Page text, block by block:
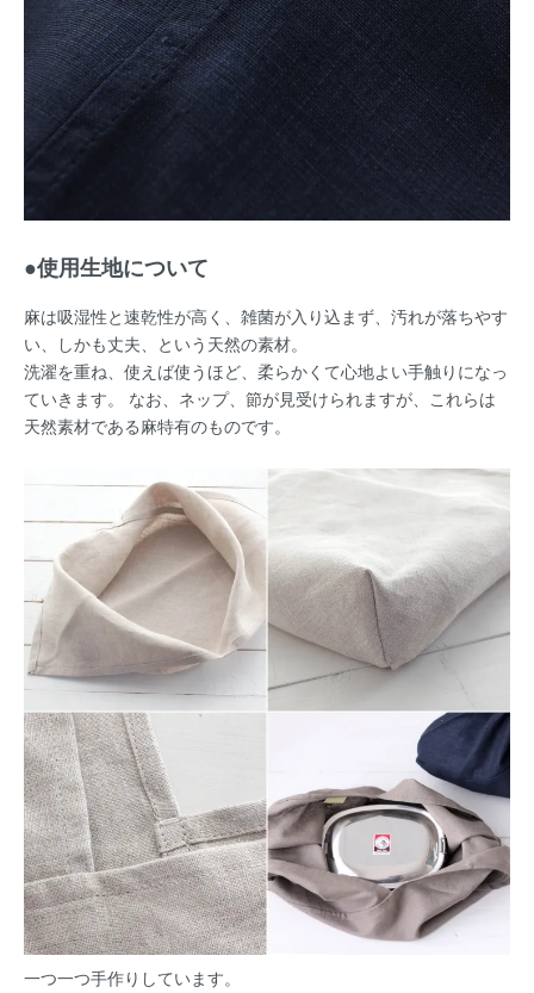
●使用生地について
麻は吸湿性と速乾性が高く、雑菌が入り込まず、汚れが落ちやす
い、しかも丈夫、という天然の素材。
洗濯を重ね、使えば使うほど、柔らかくて心地よい手触りになっ
ていきます。 なお、ネップ、節が見受けられますが、これらは
天然素材である麻特有のものです。
一つ一つ手作りしています。